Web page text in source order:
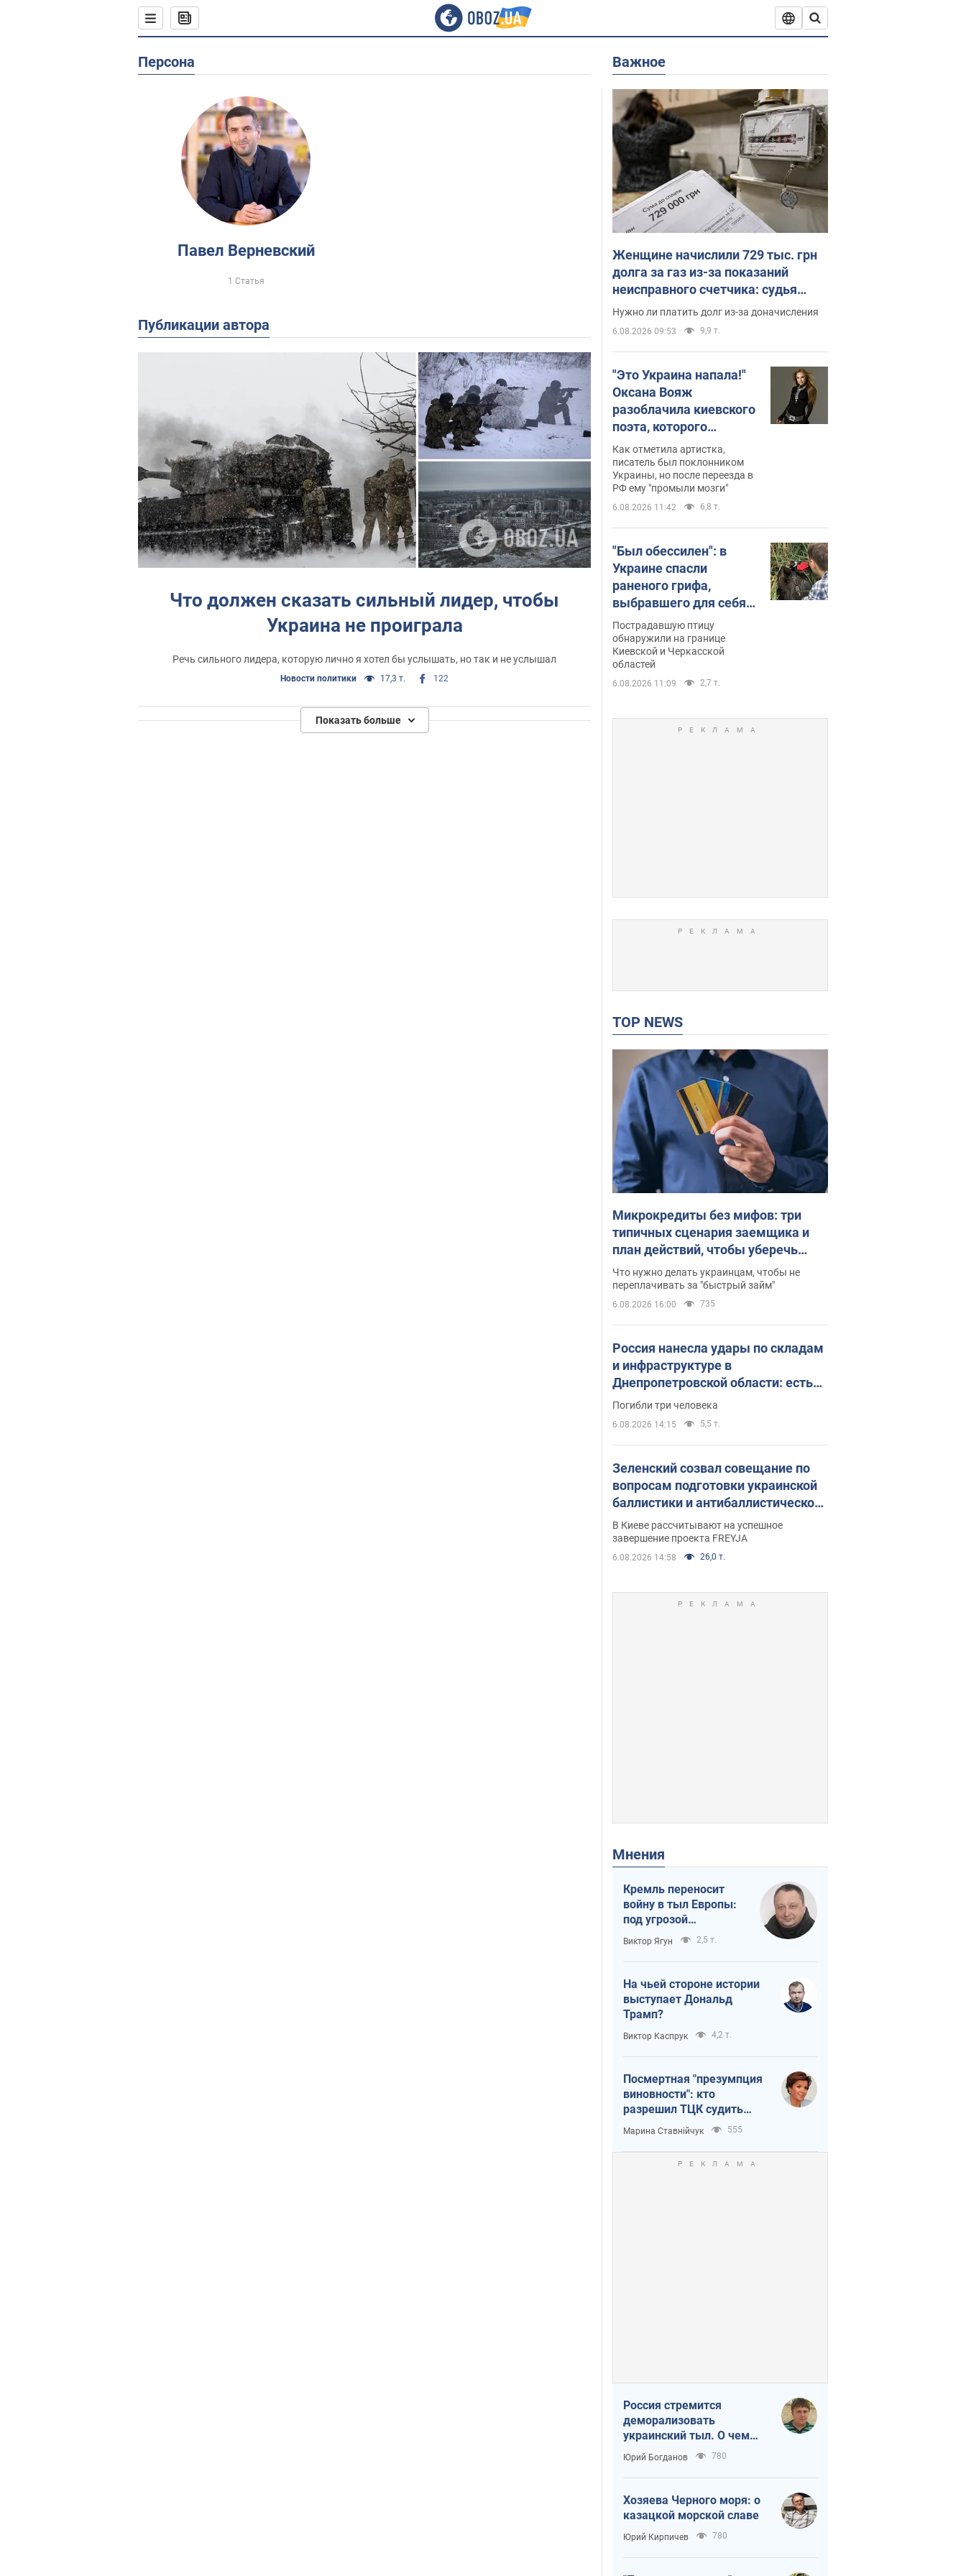
Персона
Павел Верневский
1 Статья
Публикации автора
Что должен сказать сильный лидер, чтобы
Украина не проиграла
Речь сильного лидера, которую лично я хотел бы услышать, но так и не услышал
Новости политики 17,3 т. 122
Показать больше
Важное
Женщине начислили 729 тыс. грн
долга за газ из-за показаний
неисправного счетчика: судья
вынес неожиданное решение
Нужно ли платить долг из-за доначисления
6.08.2026 09:53 9,9 т.
"Это Украина напала!"
Оксана Вояж
разоблачила киевского
поэта, которого
"зазомбировали": он
даже русского не знал,
а теперь хочет
геноцида украинцев
Как отметила артистка,
писатель был поклонником
Украины, но после переезда в
РФ ему "промыли мозги"
6.08.2026 11:42 6,8 т.
"Был обессилен": в
Украине спасли
раненого грифа,
выбравшего для себя
нетипичный маршрут.
Фото
Пострадавшую птицу
обнаружили на границе
Киевской и Черкасской
областей
6.08.2026 11:09 2,7 т.
TOP NEWS
Микрокредиты без мифов: три
типичных сценария заемщика и
план действий, чтобы уберечь
свои деньги
Что нужно делать украинцам, чтобы не
переплачивать за "быстрый займ"
6.08.2026 16:00 735
Россия нанесла удары по складам
и инфраструктуре в
Днепропетровской области: есть
погибшие и раненые. Фото
Погибли три человека
6.08.2026 14:15 5,5 т.
Зеленский созвал совещание по
вопросам подготовки украинской
баллистики и антибаллистической
программы FREYJA: какие
решения готовятся
В Киеве рассчитывают на успешное
завершение проекта FREYJA
6.08.2026 14:58 26,0 т.
Мнения
Кремль переносит
войну в тыл Европы:
под угрозой
критическая
логистика
Виктор Ягун 2,5 т.
На чьей стороне истории
выступает Дональд
Трамп?
Виктор Каспрук 4,2 т.
Посмертная "презумпция
виновности": кто
разрешил ТЦК судить
погибших защитников
Марина Ставнійчук 555
Россия стремится
деморализовать
украинский тыл. О чем
стоит себе напомнить
Юрий Богданов 780
Хозяева Черного моря: о
казацкой морской славе
Юрий Кирпичев 780